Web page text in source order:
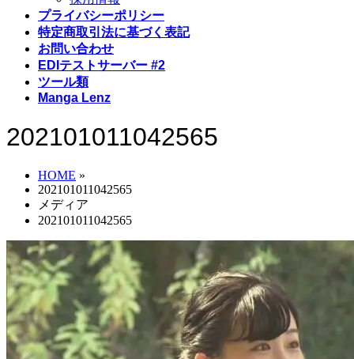
プライバシーポリシー
特定商取引法に基づく表記
お問い合わせ
EDIテストサーバー #2
ツール類
Manga Lenz
202101011042565
HOME »
202101011042565
メディア
202101011042565